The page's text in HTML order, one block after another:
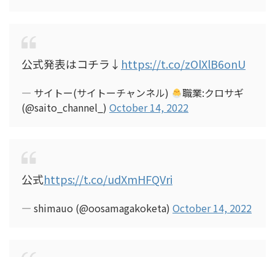
公式発表はコチラ↓ https://t.co/zOlXlB6onU
— サイトー(サイトーチャンネル)
職業:クロサギ
(@saito_channel_) October 14, 2022
公式https://t.co/udXmHFQVri
— shimauo (@oosamagakoketa) October 14, 2022